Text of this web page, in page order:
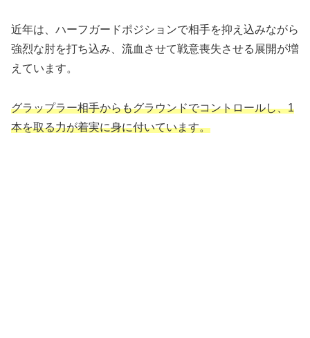
近年は、ハーフガードポジションで相手を抑え込みながら
強烈な肘を打ち込み、流血させて戦意喪失させる展開が増
えています。
グラップラー相手からもグラウンドでコントロールし、1
本を取る力が着実に身に付いています。